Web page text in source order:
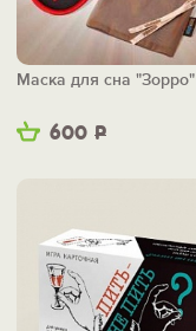
600 Р
Маска для сна "Зорро"